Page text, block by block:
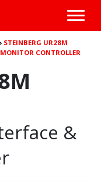
› STEINBERG UR28M
CONTROLLER
&